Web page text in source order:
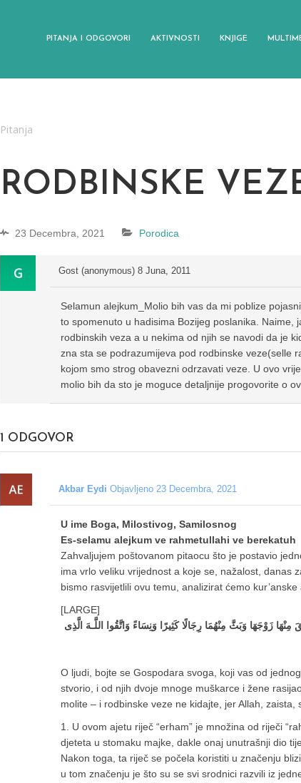
PITANJA I ODGOVORI AKTIVNOSTI KNJIGE
Pitanja
RODBINSKE
23 Decembra, 2021 Porodica
Gost (anonymous) 8 Juna, 2011
Selamun alejkum_Molio bih vas da mi poblize
to spomenuto u hadisima Bozijeg poslanika.
rodbinskih veza a u nekima od njih se navodi da je
zna sta se podrazumijeva pod rodbinske veze(selle
kojom smo strog obavezni odrzavati veze. U ovo
molio bih da sto je moguce detaljnije progovorite o
1 ODGOVOR
Akbar Eydi Objavljeno 23 Decembra, 2021
U ime Boga, Milostivog, Samilosnog
Es-selamu alejkum ve rahmetullahi ve berekatuh
Zahvaljujem poštovanom pitaocu što je postavio
ima vrlo veliku vrijednost a koje se, nažalost, danas
bismo rasvijetlili ovu temu, analizirat ćemo
[LARGE]
زَوْجَهَا وَبَثَّ مِنْهُمَا رِجَالًا كَثِيرًا وَنِسَاءً وَاتَّقُوا اللَّـهَ الَّذِی
O ljudi, bojte se Gospodara svoga, koji vas od
stvorio, i od njih dvoje mnoge muškarce i žene
molite – i rodbinske veze ne kidajte, jer Allah,
1. U ovom ajetu riječ “erham” je množina od riječi
djeteta u stomaku majke, dakle onaj unutrašnji dio
Nakon toga, ta riječ se počela koristiti u značenju
u tom značenju je što su se svi srodnici razvili iz